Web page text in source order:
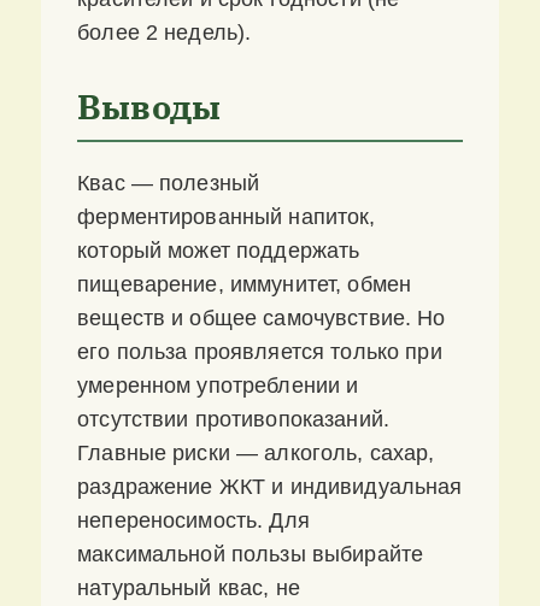
более 2 недель).
Выводы
Квас — полезный
ферментированный напиток,
который может поддержать
пищеварение, иммунитет, обмен
веществ и общее самочувствие. Но
его польза проявляется только при
умеренном употреблении и
отсутствии противопоказаний.
Главные риски — алкоголь, сахар,
раздражение ЖКТ и индивидуальная
непереносимость. Для
максимальной пользы выбирайте
натуральный квас, не